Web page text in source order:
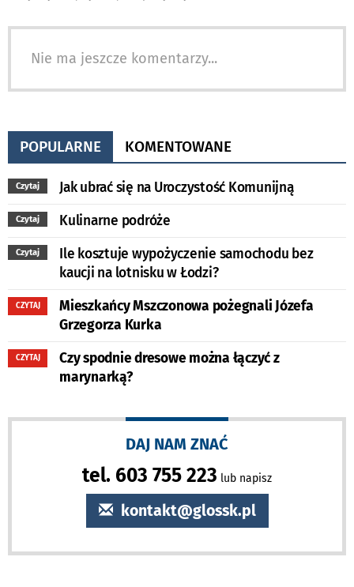
Nie ma jeszcze komentarzy...
POPULARNE KOMENTOWANE
Czytaj Jak ubrać się na Uroczystość Komunijną
Czytaj Kulinarne podróże
Czytaj
Ile kosztuje wypożyczenie samochodu bez
kaucji na lotnisku w Łodzi?
CZYTAJ
Mieszkańcy Mszczonowa pożegnali Józefa
Grzegorza Kurka
CZYTAJ
Czy spodnie dresowe można łączyć z
marynarką?
DAJ NAM ZNAĆ
tel. 603 755 223 lub napisz
kontakt@glossk.pl